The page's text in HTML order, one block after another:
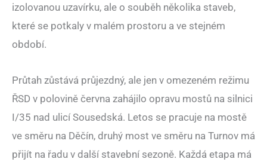
izolovanou uzavírku, ale o souběh několika staveb,
které se potkaly v malém prostoru a ve stejném
období.
Průtah zůstává průjezdný, ale jen v omezeném režimu
ŘSD v polovině června zahájilo opravu mostů na silnici
I/35 nad ulicí Sousedská. Letos se pracuje na mostě
ve směru na Děčín, druhý most ve směru na Turnov má
přijít na řadu v další stavební sezoně. Každá etapa má